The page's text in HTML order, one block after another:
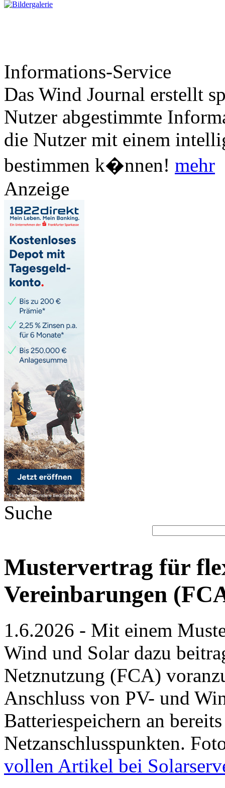
Informations-Service
Das Wind Journal erstellt
Nutzer abgestimmte
die Nutzer mit einem
bestimmen k�nnen! mehr
Anzeige
Suche
Mustervertrag für
Vereinbarungen
1.6.2026 - Mit einem
Wind und Solar dazu
Netznutzung (FCA)
Anschluss von PV- und
Batteriespeichern an
Netzanschlusspunkten.
vollen Artikel bei